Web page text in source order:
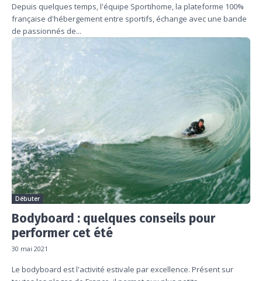
Depuis quelques temps, l'équipe Sportihome, la plateforme 100%
française d'hébergement entre sportifs, échange avec une bande
de passionnés de...
Débuter
Bodyboard : quelques conseils pour
performer cet été
30 mai 2021
Le bodyboard est l'activité estivale par excellence. Présent sur